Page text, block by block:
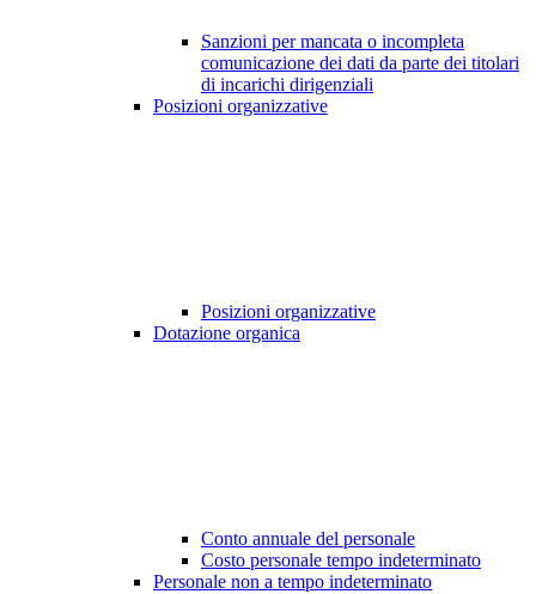
Sanzioni per mancata o incompleta
comunicazione dei dati da parte dei titolari
di incarichi dirigenziali
Posizioni organizzative
Posizioni organizzative
Dotazione organica
Conto annuale del personale
Costo personale tempo indeterminato
Personale non a tempo indeterminato